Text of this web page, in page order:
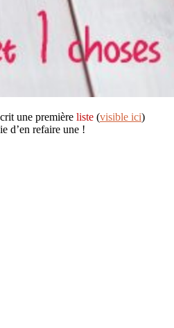
une première liste (visible ici)
d’en refaire une !